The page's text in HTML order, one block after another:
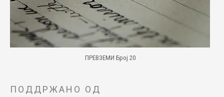
ПРЕВЗЕМИ Број 20
ПОДДРЖАНО ОД